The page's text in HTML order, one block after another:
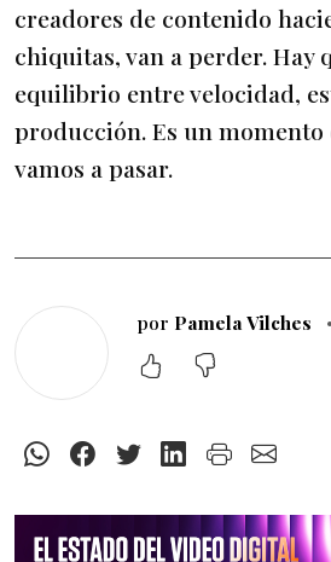
creadores de contenido
chiquitas, van a perder. Hay
equilibrio entre velocidad,
producción. Es un
vamos a pasar.
por Pamela Vilches